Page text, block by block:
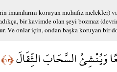
koruyan muhafız melekler)
bir kavimde olan şeyi bozmaz
Ve onlar için, ondan başka koruyan bir
وَيُنْشِئُ السَّحَابَ الثِّقَالَ﴿١٢﴾